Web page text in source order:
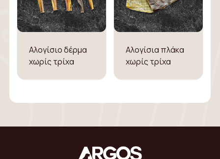
Αλογίσιο δέρμα
χωρίς τρίχα
Αλογίσια πλάκα
χωρίς τρίχα